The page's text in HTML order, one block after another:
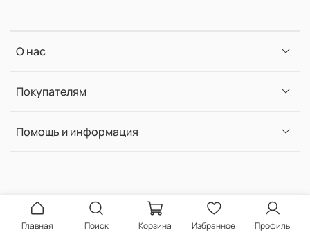
О нас
Покупателям
Помощь и информация
Главная Поиск Корзина Избранное Профиль